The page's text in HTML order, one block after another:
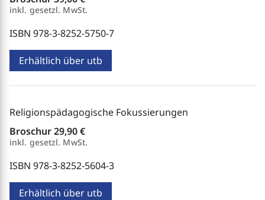
inkl. gesetzl. MwSt.
ISBN 978-3-8252-5750-7
Erhältlich über utb
Religionspädagogische Fokussierungen
Broschur29,90 €
inkl. gesetzl. MwSt.
ISBN 978-3-8252-5604-3
Erhältlich über utb